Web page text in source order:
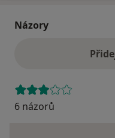
Názory
6 názorů